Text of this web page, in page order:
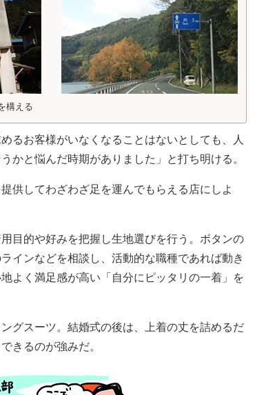
構える
るお客様がいなくなることはないとしても、人
かと悩んだ時期がありました」と打ち明ける。
供してわざわざ足を運んでもらえる店にしよ
目的や好みを把握し生地選びを行う。ボタンの
インなどを相談し、活動的な職種であれば動き
よく満足感が高い「自分にピッタリの一着」を
グスーツ。結婚式の後は、上着の丈を詰めるだ
きるのが強みだ。